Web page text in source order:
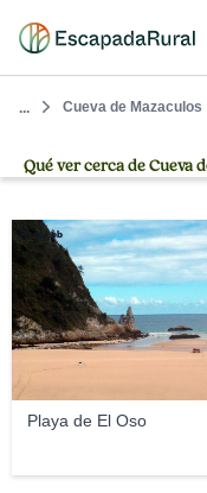
... Cueva de Mazaculos
Qué ver cerca de Cueva
Playa de El Oso
Rosa Lob